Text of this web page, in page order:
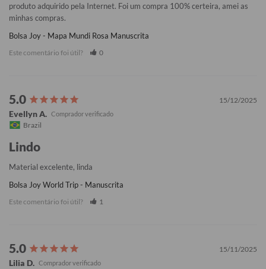
produto adquirido pela Internet. Foi um compra 100% certeira, amei as
minhas compras.
Bolsa Joy - Mapa Mundi Rosa Manuscrita
Este comentário foi útil? 0
15/12/2025
Evellyn A.
Brazil
Lindo
Material excelente, linda
Bolsa Joy World Trip - Manuscrita
Este comentário foi útil? 1
15/11/2025
Lilia D.